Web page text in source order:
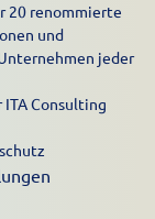
20 renommierte
und
jeder
Consulting